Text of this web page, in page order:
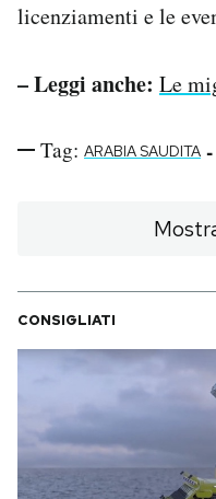
licenziamenti e le
– Leggi anche: Le
Tag: ARABIA SAUDITA -
CONSIGLIATI